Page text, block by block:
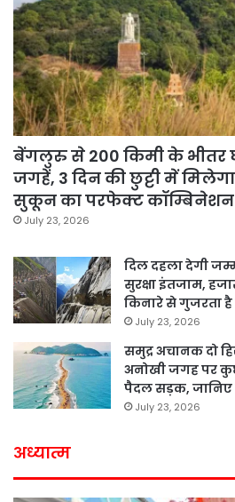
बेंगलुरु से 200 किमी के भीतर
जगहें, 3 दिन की छुट्टी में
सुकून का परफेक्ट कॉम्बिनेशन
July 23, 2026
दिल दहला देगी
सुरक्षा इंतजाम,
किनारे से गुजरता है
July 23, 2026
समुद्र अचानक दो
अनोखी जगह पर
पैदल सड़क, जानिए
July 23, 2026
अध्यात्म